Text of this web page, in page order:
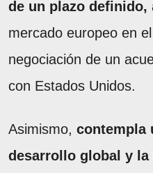
de un plazo definido,
mercado europeo en
negociación de un
con Estados Unidos.
Asimismo, contempla
desarrollo global y